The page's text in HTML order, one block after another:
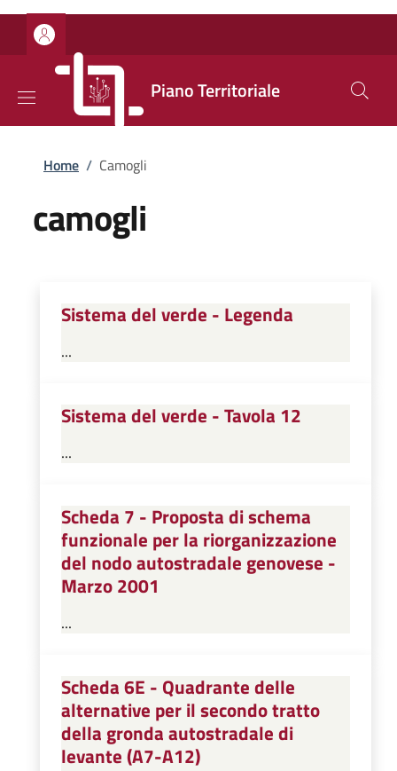
Salta al contenuto principale
Skip to footer content
Piano Territoriale
Briciole di pane
Home / Camogli
camogli
Sistema del verde - Legenda
...
Sistema del verde - Tavola 12
...
Scheda 7 - Proposta di schema
funzionale per la riorganizzazione
del nodo autostradale genovese -
Marzo 2001
...
Scheda 6E - Quadrante delle
alternative per il secondo tratto
della gronda autostradale di
levante (A7-A12)